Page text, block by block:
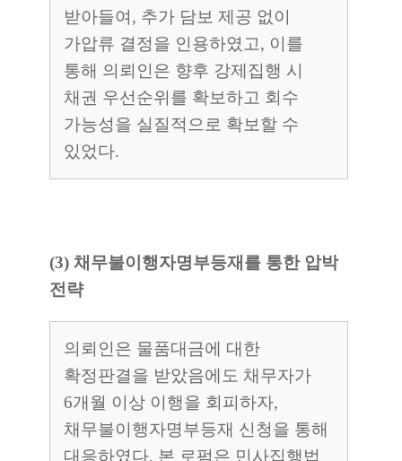
받아들여, 추가 담보 제공 없이
가압류 결정을 인용하였고, 이를
통해 의뢰인은 향후 강제집행 시
채권 우선순위를 확보하고 회수
가능성을 실질적으로 확보할 수
있었다.
(3) 채무불이행자명부등재를 통한 압박
전략
의뢰인은 물품대금에 대한
확정판결을 받았음에도 채무자가
6개월 이상 이행을 회피하자,
채무불이행자명부등재 신청을 통해
대응하였다. 본 로펌은 민사집행법